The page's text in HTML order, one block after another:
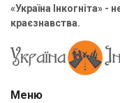
«Україна Інкогніта» -
краєзнавства.
Меню